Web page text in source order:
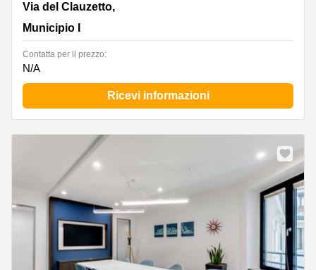
Via del Clauzetto, 12, Municipio I
Via del Clauzetto,
Municipio I
Сontatta per il prezzo:
N/A
Ricevi informazioni